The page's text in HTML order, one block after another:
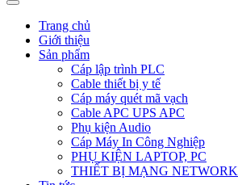
Trang chủ
Giới thiệu
Sản phẩm
Cáp lập trình PLC
Cable thiết bị y tế
Cáp máy quét mã vạch
Cable APC UPS APC
Phụ kiện Audio
Cáp Máy In Công Nghiệp
PHỤ KIỆN LAPTOP, PC
THIẾT BỊ MẠNG NETWORK